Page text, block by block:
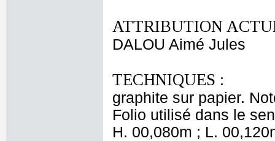
ATTRIBUTION
DALOU Aimé Jules
TECHNIQUES :
graphite sur papier.
Folio utilisé dans le
H. 00,080m ; L.